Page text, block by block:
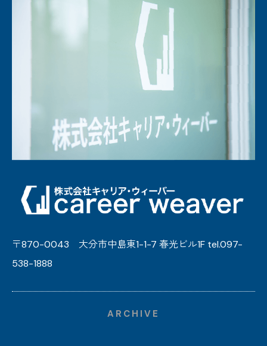
〒870-0043 大分市中島東1-1-7 春光ビル1F tel.097-
538-1888
ARCHIVE